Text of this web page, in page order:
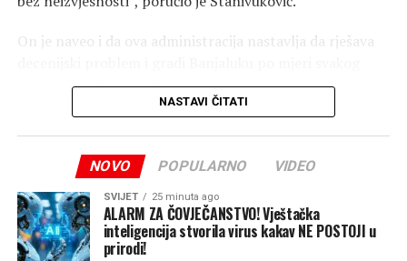
On je naveo i da ova administracija nastavlja da rješava
čovjeka i svake porodice.
zaključio je Stanivuković.
Nezavisne
NASTAVI ČITATI
NOVO POPULARNO VIDEO
SVIJET 25 minuta ago
ALARM ZA ČOVJEČANSTVO! Vještačka
inteligencija stvorila virus kakav NE POSTOJI u
prirodi!